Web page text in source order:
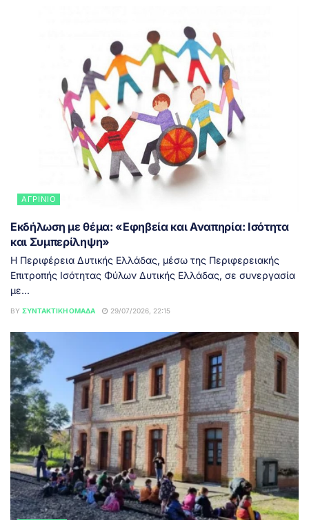
ΑΓΡΊΝΙΟ
Εκδήλωση με θέμα: «Εφηβεία και Αναπηρία: Ισότητα
και Συμπερίληψη»
Η Περιφέρεια Δυτικής Ελλάδας, μέσω της Περιφερειακής
Επιτροπής Ισότητας Φύλων Δυτικής Ελλάδας, σε συνεργασία
με...
BY ΣΥΝΤΑΚΤΙΚΉ ΟΜΆΔΑ 29/07/2026, 22:15